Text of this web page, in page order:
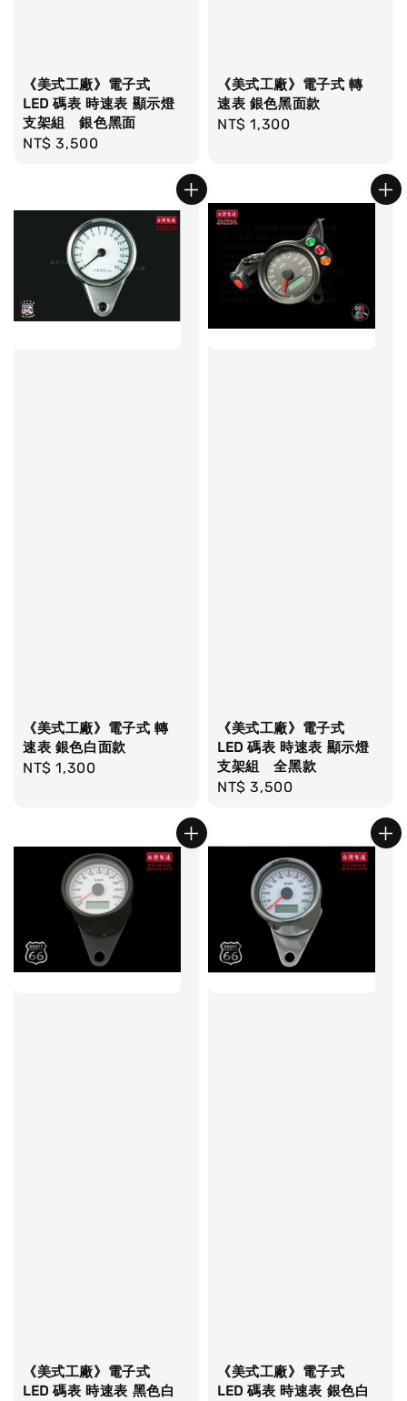
《美式工廠》電子式
LED 碼表 時速表 顯示燈
支架組 銀色黑面
Regular
NT$ 3,500
《美式工廠》電子式 轉
速表 銀色黑面款
Regular
NT$ 1,300
《美式工廠》電子式 轉
速表 銀色白面款
Regular
NT$ 1,300
《美式工廠》電子式
LED 碼表 時速表 顯示燈
支架組 全黑款
Regular
NT$ 3,500
《美式工廠》電子式
LED 碼表 時速表 黑色白
《美式工廠》電子式
LED 碼表 時速表 銀色白